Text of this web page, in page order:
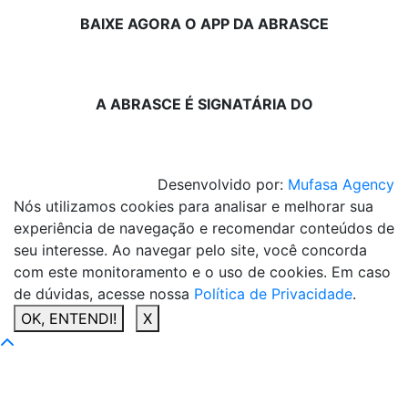
BAIXE AGORA O APP DA ABRASCE
A ABRASCE É SIGNATÁRIA DO
Desenvolvido por: Mufasa Agency
Nós utilizamos cookies para analisar e melhorar sua
experiência de navegação e recomendar conteúdos de
seu interesse. Ao navegar pelo site, você concorda
com este monitoramento e o uso de cookies. Em caso
de dúvidas, acesse nossa Política de Privacidade.
OK, ENTENDI!
X